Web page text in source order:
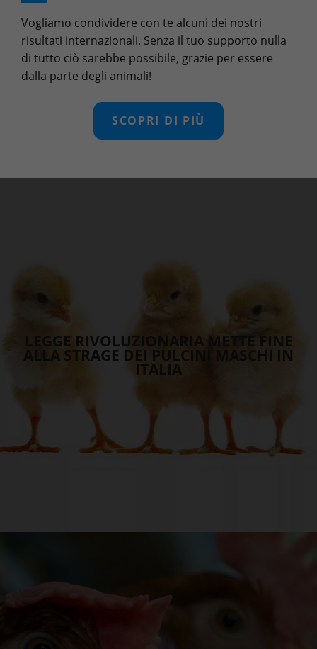
Vogliamo condividere con te alcuni dei nostri
risultati internazionali. Senza il tuo supporto nulla
di tutto ciò sarebbe possibile, grazie per essere
dalla parte degli animali!
SCOPRI DI PIÙ
LEGGE RIVOLUZIONARIA METTE FINE
ALLA STRAGE DEI PULCINI MASCHI IN
ITALIA